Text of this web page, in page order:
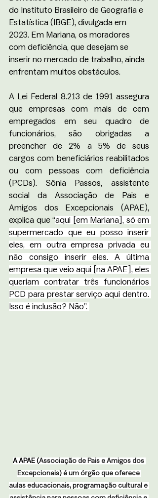
do Instituto Brasileiro de Geografia e
Estatística (IBGE), divulgada em
2023. Em Mariana, os moradores
com deficiência, que desejam se
inserir no mercado de trabalho, ainda
enfrentam muitos obstáculos.
A Lei Federal 8.213 de 1991 assegura
que empresas com mais de cem
empregados em seu quadro de
funcionários, são obrigadas a
preencher de 2% a 5% de seus
cargos com beneficiários reabilitados
ou com pessoas com deficiência
(PCDs). Sônia Passos, assistente
social da Associação de Pais e
Amigos dos Excepcionais (APAE),
explica que “aqui [em Mariana], só em
supermercado que eu posso inserir
eles, em outra empresa privada eu
não consigo inserir eles. A última
empresa que veio aqui [na APAE], eles
queriam contratar três funcionários
PCD para prestar serviço aqui dentro.
Isso é inclusão? Não”.
A APAE (Associação de Pais e Amigos dos
Excepcionais) é um órgão que oferece
aulas educacionais, programação cultural e